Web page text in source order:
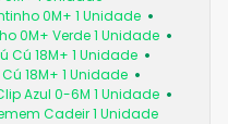
0M+ 1 Unidade
0M+ Verde 1 Unidade
Cú 18M+ 1 Unidade
18M+ 1 Unidade
Azul 0-6M 1 Unidade
Cadeir 1 Unidade